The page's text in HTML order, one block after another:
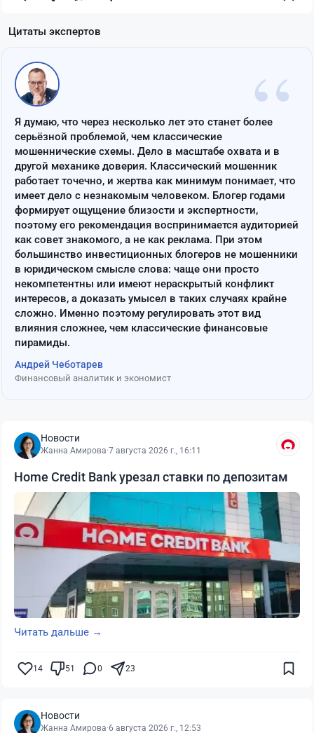
Цитаты экспертов
“
Я думаю, что через несколько лет это станет более
серьёзной проблемой, чем классические
мошеннические схемы. Дело в масштабе охвата и в
другой механике доверия. Классический мошенник
работает точечно, и жертва как минимум понимает, что
имеет дело с незнакомым человеком. Блогер годами
формирует ощущение близости и экспертности,
поэтому его рекомендация воспринимается аудиторией
как совет знакомого, а не как реклама. При этом
большинство инвестиционных блогеров не мошенники
в юридическом смысле слова: чаще они просто
некомпетентны или имеют нераскрытый конфликт
интересов, а доказать умысел в таких случаях крайне
сложно. Именно поэтому регулировать этот вид
влияния сложнее, чем классические финансовые
пирамиды.
Андрей Чеботарев
Финансовый аналитик и экономист
Новости
Жанна Амирова·7 августа 2026 г., 16:11
Home Credit Bank урезал ставки по депозитам
Читать дальше →
14 51 0 23
Новости
Жанна Амирова·6 августа 2026 г., 12:53